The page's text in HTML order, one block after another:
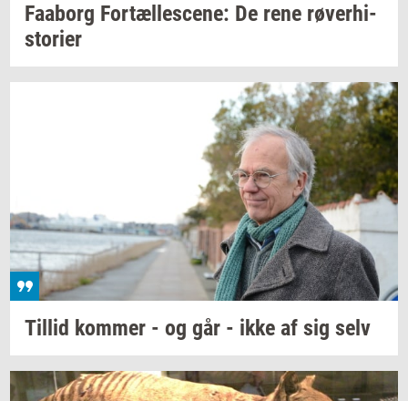
Faa­borg For­tæl­les­ce­ne: De rene rø­ver­hi­
sto­ri­er
Til­lid kom­mer - og går - ikke af sig selv